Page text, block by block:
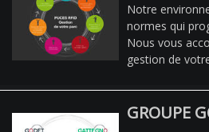
Notre
normes qui
Nous vous
gestion de
GROUPE